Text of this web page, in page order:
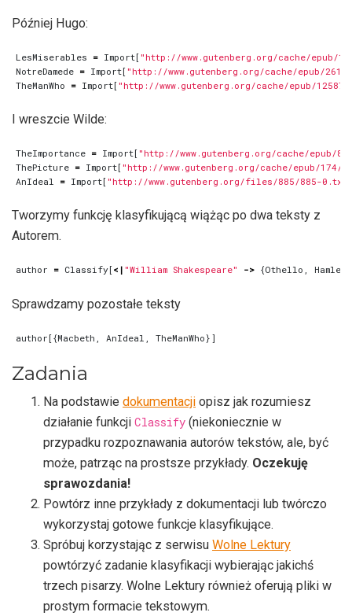
Później Hugo:
LesMiserables = Import[ "http://www.gutenberg.org/cache/epub/
NotreDamede = Import[ "http://www.gutenberg.org/cache/epub/
TheManWho = Import[ "http://www.gutenberg.org/cache/epub/
I wreszcie Wilde:
TheImportance = Import[ "http://www.gutenberg.org/cache/epub/
ThePicture = Import[ "http://www.gutenberg.org/cache/epub/174/
AnIdeal = Import[ "http://www.gutenberg.org/files/885/885-0.txt"
Tworzymy funkcję klasyfikującą wiążąc po dwa teksty z
Autorem.
author = Classify[<| "William Shakespeare" -> {Othello , Hamlet
Sprawdzamy pozostałe teksty
author [{Macbeth AnIdeal TheManWho}]
Zadania
Na podstawie dokumentacji opisz jak rozumiesz
działanie funkcji Classify (niekoniecznie w
przypadku rozpoznawania autorów tekstów, ale, być
może, patrząc na prostsze przykłady. Oczekuję
sprawozdania!
Powtórz inne przykłady z dokumentacji lub twórczo
wykorzystaj gotowe funkcje klasyfikujące.
Spróbuj korzystając z serwisu Wolne Lektury
powtórzyć zadanie klasyfikacji wybierając jakichś
trzech pisarzy. Wolne Lektury również oferują pliki w
prostym formacie tekstowym.